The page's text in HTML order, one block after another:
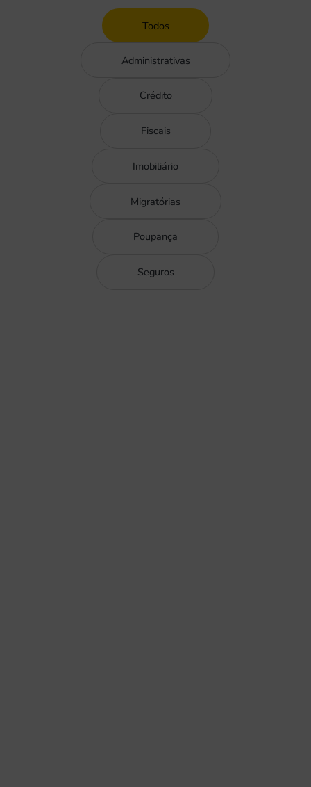
Administrativas
Crédito
Fiscais
Imobiliário
Migratórias
Poupança
Seguros
Todos